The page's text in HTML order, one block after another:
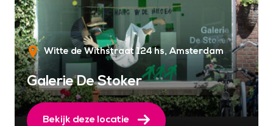
Witte de Withstraat 124 hs Amsterdam
Galerie De Stoker
Bekijk deze locatie